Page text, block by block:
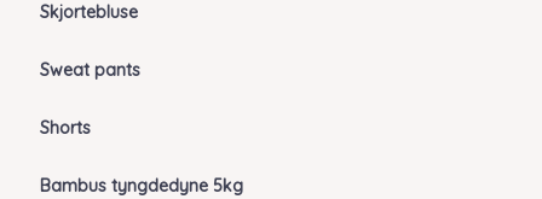
Skjortebluse
Sweat pants
Shorts
Bambus tyngdedyne 5kg